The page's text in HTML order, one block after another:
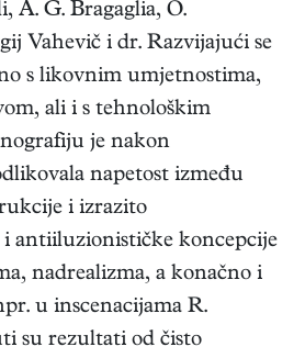
A. G. Bragaglia, O.
Vahevič i dr. Razvijajući se
s likovnim umjetnostima,
ali i s tehnološkim
je nakon
napetost između
i izrazito
antiiluzionističke koncepcije
nadrealizma, a konačno i
u inscenacijama R.
su rezultati od čisto